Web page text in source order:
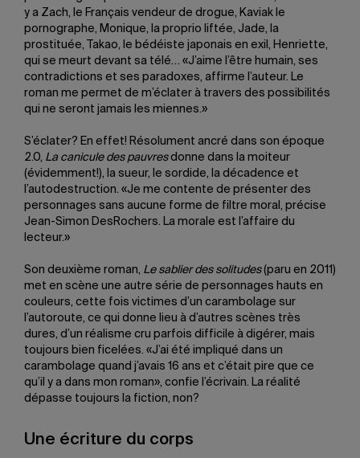
y a Zach, le Français vendeur de drogue, Kaviak le
pornographe, Monique, la proprio liftée, Jade, la
prostituée, Takao, le bédéiste japonais en exil, Henriette,
qui se meurt devant sa télé… «J’aime l’être humain, ses
contradictions et ses paradoxes, affirme l’auteur. Le
roman me permet de m’éclater à travers des possibilités
qui ne seront jamais les miennes.»
S’éclater? En effet! Résolument ancré dans son époque
2.0, La canicule des pauvresdonne dans la moiteur
(évidemment!), la sueur, le sordide, la décadence et
l’autodestruction. «Je me contente de présenter des
personnages sans aucune forme de filtre moral, précise
Jean-Simon DesRochers. La morale est l’affaire du
lecteur.»
Son deuxième roman, Le sablier des solitudes(paru en 2011)
met en scène une autre série de personnages hauts en
couleurs, cette fois victimes d’un carambolage sur
l’autoroute, ce qui donne lieu à d’autres scènes très
dures, d’un réalisme cru parfois difficile à digérer, mais
toujours bien ficelées. «J’ai été impliqué dans un
carambolage quand j’avais 16 ans et c’était pire que ce
qu’il y a dans mon roman», confie l’écrivain. La réalité
dépasse toujours la fiction, non?
Une écriture du corps